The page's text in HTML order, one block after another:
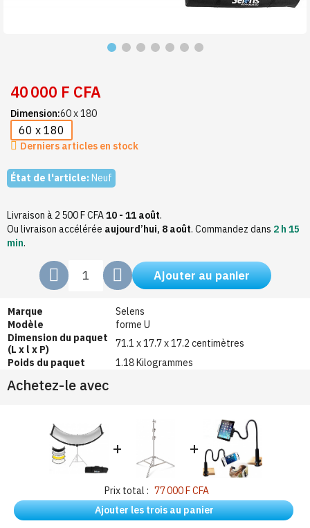
40 000 F CFA
Dimension 60 x 180
60 x 180
Derniers articles en stock
État de l'article: Neuf
Livraison à 2 500 F CFA10 - 11 août.
Ou livraison accélérée aujourd’hui, 8 août. Commandez dans 2 h 15
min.
Ajouter au panier
Marque
Selens
Modèle
forme U
Dimension du paquet
(L x l x P)
71.1 x 17.7 x 17.2 centimètres
Poids du paquet
1.18 Kilogrammes
Achetez-le avec
+ +
Prix total : 77 000 F CFA
Ajouter les trois au panier